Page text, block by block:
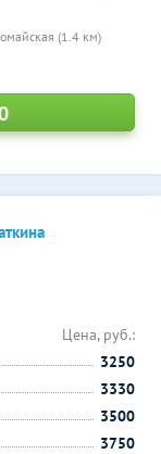
(1.4 км)
Цена, руб.:
3250
3330
3500
3750